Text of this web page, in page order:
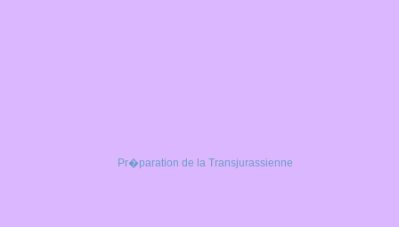
Pr�paration de la Transjurassienne